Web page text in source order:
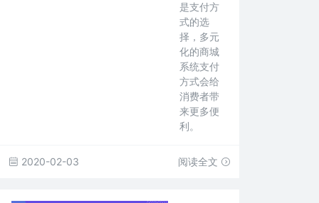
是支付方
式的选
择，多元
化的商城
系统支付
方式会给
消费者带
来更多便
利。
2020-02-03 阅读全文